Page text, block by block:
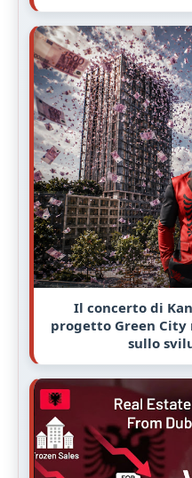
Il concerto di
progetto Green
sullo